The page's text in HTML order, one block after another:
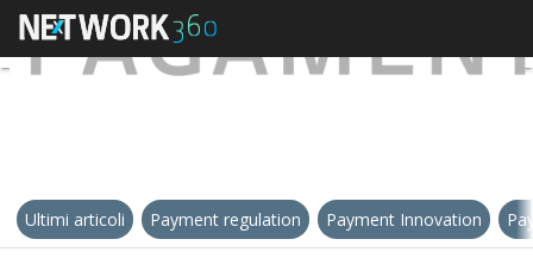
Ultimi articoli Payment regulation Payment Innovation